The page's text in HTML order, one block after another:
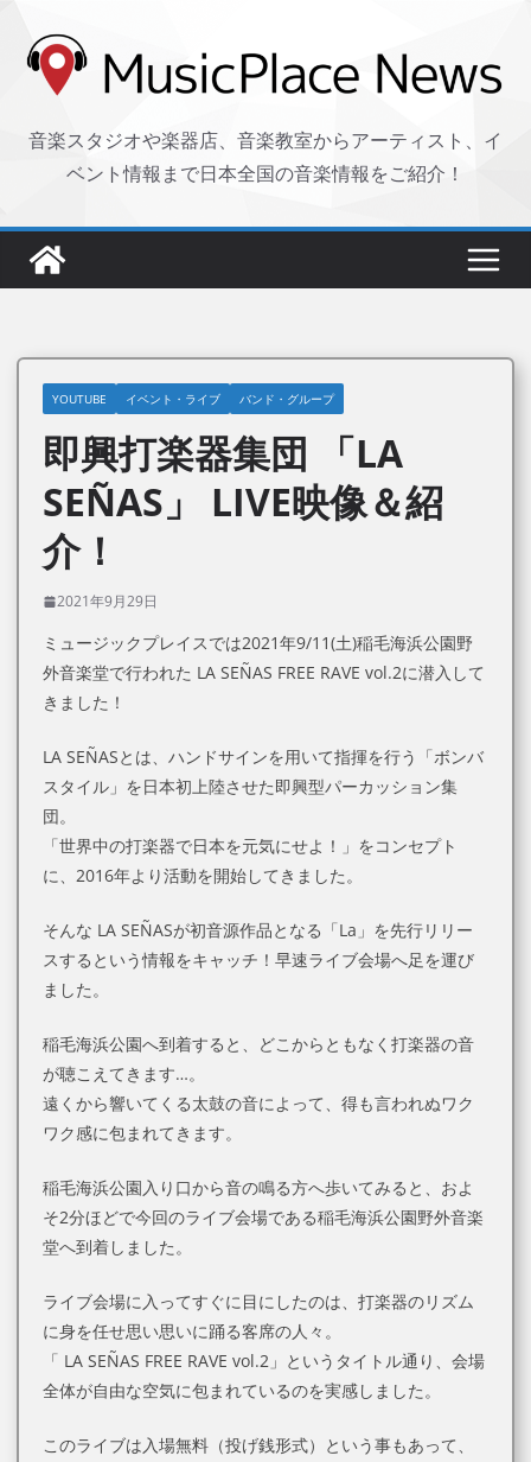
音楽スタジオや楽器店、音楽教室からアーティスト、イ
ベント情報まで日本全国の音楽情報をご紹介！
YOUTUBE イベント・ライブ バンド・グループ
即興打楽器集団 「LA
SEÑAS」 LIVE映像＆紹
介！
2021年9月29日
ミュージックプレイスでは2021年9/11(土)稲毛海浜公園野
外音楽堂で行われた LA SEÑAS FREE RAVE vol.2に潜入して
きました！
LA SEÑASとは、ハンドサインを用いて指揮を行う「ボンバ
スタイル」を日本初上陸させた即興型パーカッション集
団。
「世界中の打楽器で日本を元気にせよ！」をコンセプト
に、2016年より活動を開始してきました。
そんな LA SEÑASが初音源作品となる「La」を先行リリー
スするという情報をキャッチ！早速ライブ会場へ足を運び
ました。
稲毛海浜公園へ到着すると、どこからともなく打楽器の音
が聴こえてきます…。
遠くから響いてくる太鼓の音によって、得も言われぬワク
ワク感に包まれてきます。
稲毛海浜公園入り口から音の鳴る方へ歩いてみると、およ
そ2分ほどで今回のライブ会場である稲毛海浜公園野外音楽
堂へ到着しました。
ライブ会場に入ってすぐに目にしたのは、打楽器のリズム
に身を任せ思い思いに踊る客席の人々。
「 LA SEÑAS FREE RAVE vol.2」というタイトル通り、会場
全体が自由な空気に包まれているのを実感しました。
このライブは入場無料（投げ銭形式）という事もあって、